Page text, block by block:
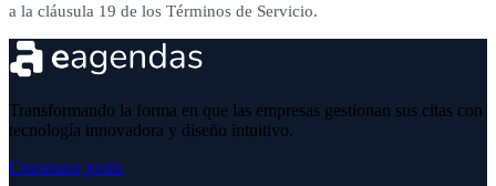
a la cláusula 19 de los Términos de Servicio.
Transformando la forma en que las empresas gestionan sus citas con
tecnología innovadora y diseño intuitivo.
Comenzar gratis